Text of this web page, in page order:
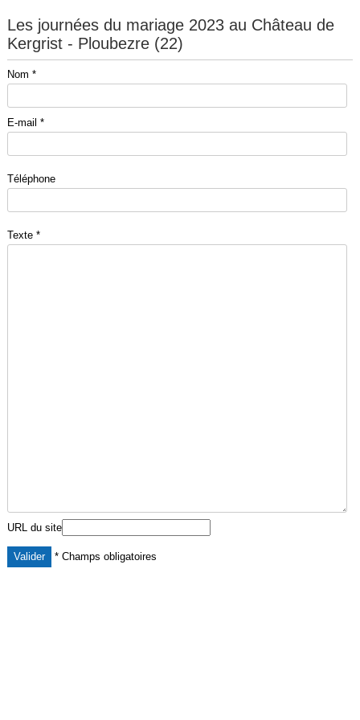
Les journées du mariage 2023 au Château de
Kergrist - Ploubezre (22)
Nom *
E-mail *
Téléphone
Texte *
URL du site
* Champs obligatoires